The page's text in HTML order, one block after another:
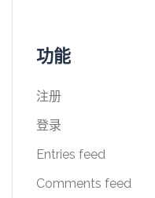
功能
注册
登录
Entries feed
Comments feed